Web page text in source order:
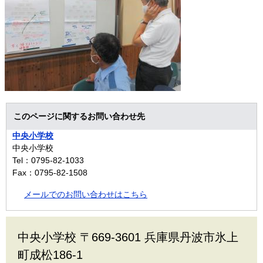
このページに関するお問い合わせ先
中央小学校
中央小学校
Tel：0795-82-1033
Fax：0795-82-1508
メールでのお問い合わせはこちら
中央小学校 〒669-3601 兵庫県丹波市氷上
町成松186-1